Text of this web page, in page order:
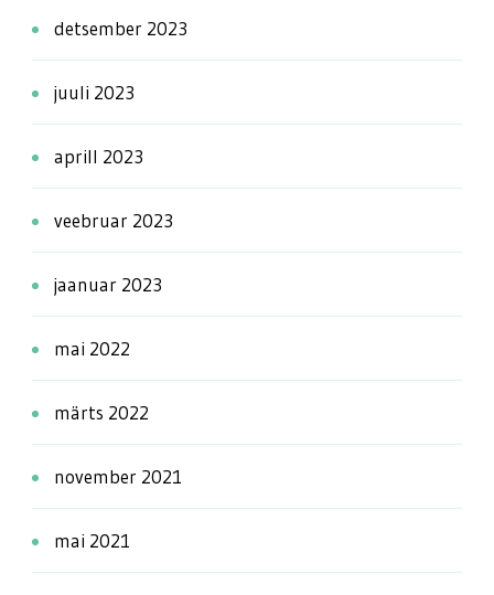
detsember 2023
juuli 2023
aprill 2023
veebruar 2023
jaanuar 2023
mai 2022
märts 2022
november 2021
mai 2021